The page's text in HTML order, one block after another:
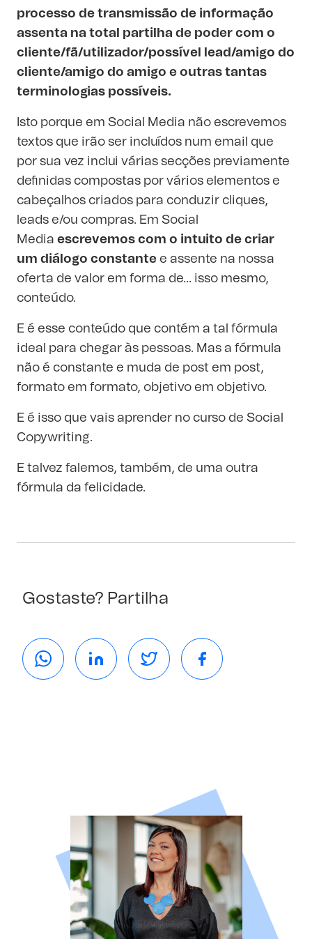
processo de transmissão de informação
assenta na total partilha de poder com o
cliente/fã/utilizador/possível lead/amigo do
cliente/amigo do amigo e outras tantas
terminologias possíveis.
Isto porque em Social Media não escrevemos
textos que irão ser incluídos num email que
por sua vez inclui várias secções previamente
definidas compostas por vários elementos e
cabeçalhos criados para conduzir cliques,
leads e/ou compras. Em Social
Media escrevemos com o intuito de criar
um diálogo constante e assente na nossa
oferta de valor em forma de… isso mesmo,
conteúdo.
E é esse conteúdo que contém a tal fórmula
ideal para chegar às pessoas. Mas a fórmula
não é constante e muda de post em post,
formato em formato, objetivo em objetivo.
E é isso que vais aprender no curso de Social
Copywriting.
E talvez falemos, também, de uma outra
fórmula da felicidade.
Gostaste? Partilha